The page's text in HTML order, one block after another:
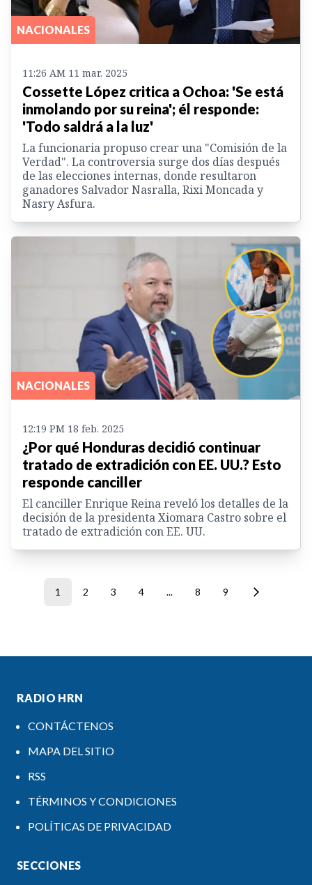
NACIONALES
11:26 AM 11 mar. 2025
Cossette López critica a Ochoa: 'Se está
inmolando por su reina'; él responde:
'Todo saldrá a la luz'
La funcionaria propuso crear una "Comisión de la
Verdad". La controversia surge dos días después
de las elecciones internas, donde resultaron
ganadores Salvador Nasralla, Rixi Moncada y
Nasry Asfura.
NACIONALES
12:19 PM 18 feb. 2025
¿Por qué Honduras decidió continuar
tratado de extradición con EE. UU.? Esto
responde canciller
El canciller Enrique Reina reveló los detalles de la
decisión de la presidenta Xiomara Castro sobre el
tratado de extradición con EE. UU.
1 2 3 4 ... 8 9
RADIO HRN
CONTÁCTENOS
MAPA DEL SITIO
RSS
TÉRMINOS Y CONDICIONES
POLÍTICAS DE PRIVACIDAD
SECCIONES